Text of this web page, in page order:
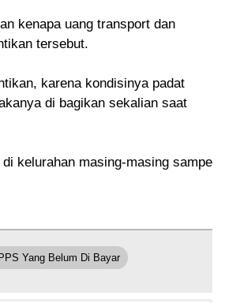
kenapa uang transport dan
tersebut.
karena kondisinya padat
di bagikan sekalian saat
kelurahan masing-masing sampe
Yang Belum Di Bayar